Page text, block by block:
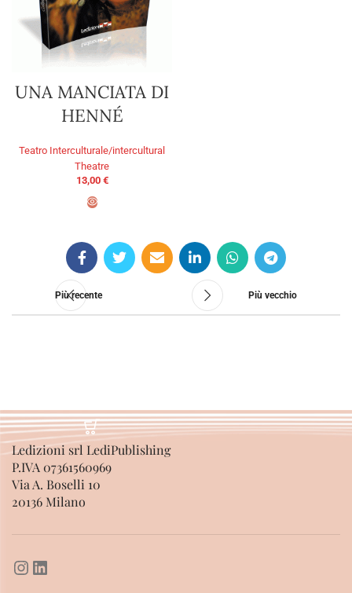
UNA MANCIATA DI
HENNÉ
Teatro Interculturale/intercultural
Theatre
13,00 €
Più recente Più vecchio
Ledizioni srl LediPublishing
P.IVA 07361560969
Via A. Boselli 10
20136 Milano